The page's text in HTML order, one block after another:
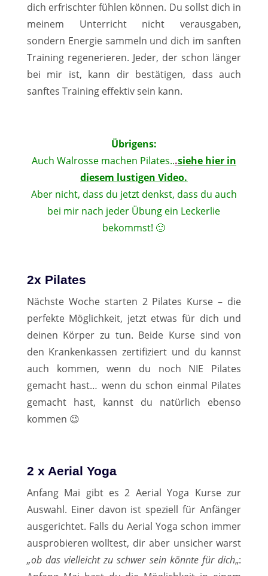
dich erfrischter fühlen können. Du sollst dich in
meinem Unterricht nicht verausgaben,
sondern Energie sammeln und dich im sanften
Training regenerieren. Jeder, der schon länger
bei mir ist, kann dir bestätigen, dass auch
sanftes Training effektiv sein kann.
Übrigens:
Auch Walrosse machen Pilates...siehe hier in
diesem lustigen Video.
Aber nicht, dass du jetzt denkst, dass du auch
bei mir nach jeder Übung ein Leckerlie
bekommst! 🙂
2x Pilates
Nächste Woche starten 2 Pilates Kurse – die
perfekte Möglichkeit, jetzt etwas für dich und
deinen Körper zu tun. Beide Kurse sind von
den Krankenkassen zertifiziert und du kannst
auch kommen, wenn du noch NIE Pilates
gemacht hast… wenn du schon einmal Pilates
gemacht hast, kannst du natürlich ebenso
kommen 😉
2 x Aerial Yoga
Anfang Mai gibt es 2 Aerial Yoga Kurse zur
Auswahl. Einer davon ist speziell für Anfänger
ausgerichtet. Falls du Aerial Yoga schon immer
ausprobieren wolltest, dir aber unsicher warst
„ob das vielleicht zu schwer sein könnte für dich„: